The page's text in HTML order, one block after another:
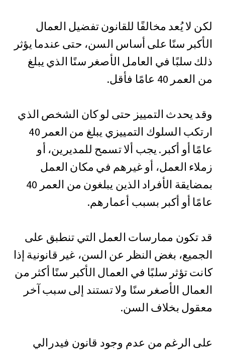
لكن لا يُعد مخالفًا للقانون تفضيل العمال
الأكبر سنًا على أساس السن، حتى عندما يؤثر
ذلك سلبًا في العامل الأصغر سنًا الذي يبلغ
من العمر 40 عامًا فأقل.
وقد يحدث التمييز حتى لو كان الشخص الذي
ارتكب السلوك التمييزي يبلغ من العمر 40
عامًا أو أكبر. يجب ألا تسمح للمديرين، أو
زملاء العمل، أو غيرهم في مكان العمل
بمضايقة الأفراد الذين يبلغون من العمر 40
عامًا أو أكبر بسبب أعمارهم.
قد تكون ممارسات العمل التي تنطبق على
الجميع، بغض النظر عن السن، غير قانونية إذا
كانت تؤثر سلبًا في العمال الأكبر سنًا أكثر من
العمال الأصغر سنًا ولا تستند إلى سبب آخر
معقول بخلاف السن.
على الرغم من عدم وجود قانون فيدرالي